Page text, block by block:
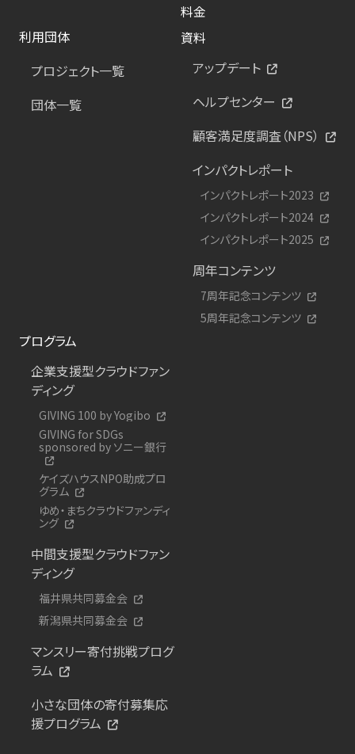
料金
利用団体
プロジェクト一覧
団体一覧
資料
アップデート
ヘルプセンター
顧客満足度調査（NPS）
インパクトレポート
インパクトレポート2023
インパクトレポート2024
インパクトレポート2025
周年コンテンツ
7周年記念コンテンツ
5周年記念コンテンツ
プログラム
企業支援型クラウドファン
ディング
GIVING 100 by Yogibo
GIVING for SDGs
sponsored by ソニー銀行
ケイズハウスNPO助成プロ
グラム
ゆめ・まちクラウドファンディ
ング
中間支援型クラウドファン
ディング
福井県共同募金会
新潟県共同募金会
マンスリー寄付挑戦プログ
ラム
小さな団体の寄付募集応
援プログラム